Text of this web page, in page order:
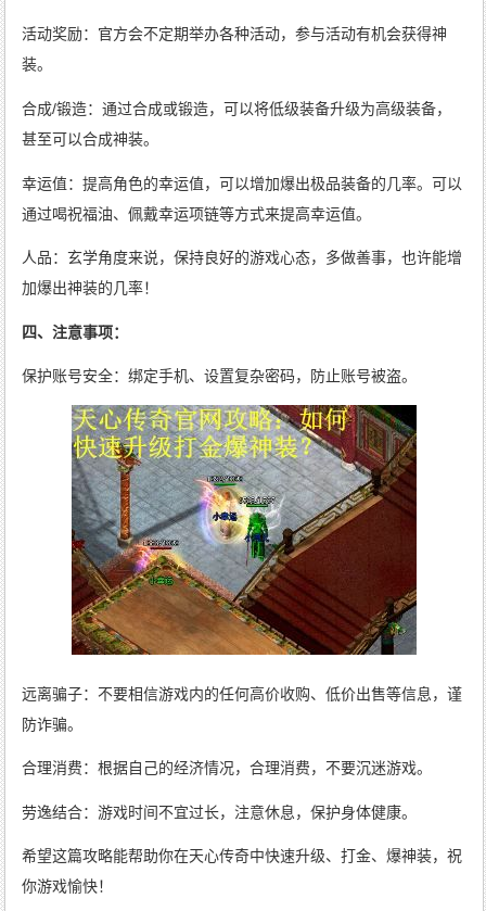
活动奖励：官方会不定期举办各种活动，参与活动有机会获得神
装。
合成/锻造：通过合成或锻造，可以将低级装备升级为高级装备，
甚至可以合成神装。
幸运值：提高角色的幸运值，可以增加爆出极品装备的几率。可以
通过喝祝福油、佩戴幸运项链等方式来提高幸运值。
人品：玄学角度来说，保持良好的游戏心态，多做善事，也许能增
加爆出神装的几率！
四、注意事项：
保护账号安全：绑定手机、设置复杂密码，防止账号被盗。
远离骗子：不要相信游戏内的任何高价收购、低价出售等信息，谨
防诈骗。
合理消费：根据自己的经济情况，合理消费，不要沉迷游戏。
劳逸结合：游戏时间不宜过长，注意休息，保护身体健康。
希望这篇攻略能帮助你在天心传奇中快速升级、打金、爆神装，祝
你游戏愉快！